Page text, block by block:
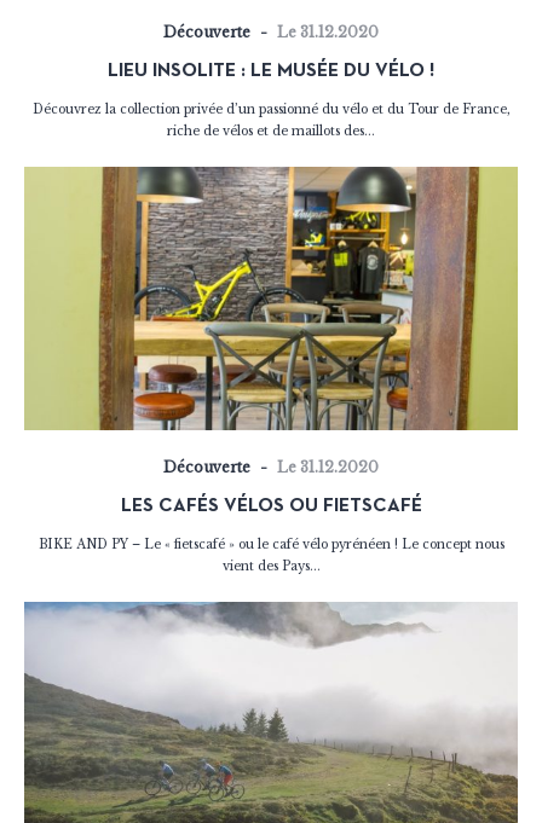
Découverte Le 31.12.2020
LIEU INSOLITE : LE MUSÉE DU VÉLO !
Découvrez la collection privée d’un passionné du vélo et du Tour de France,
riche de vélos et de maillots des...
Découverte Le 31.12.2020
LES CAFÉS VÉLOS OU FIETSCAFÉ
BIKE AND PY – Le « fietscafé » ou le café vélo pyrénéen ! Le concept nous
vient des Pays...